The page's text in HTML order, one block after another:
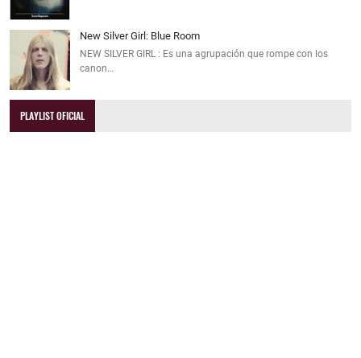
New Silver Girl: Blue Room
NEW SILVER GIRL : Es una agrupación que rompe con los
canon…
PLAYLIST OFICIAL